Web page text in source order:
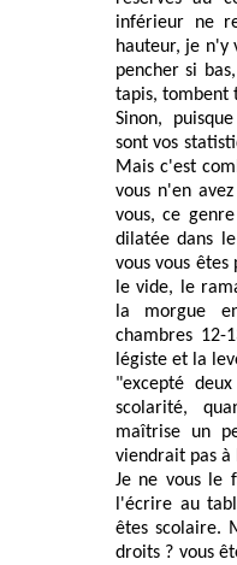
inférieur ne
hauteur, je n'y
pencher si
tapis, tombent
Sinon,
sont vos
Mais c'est
vous n'en
vous, ce
dilatée dans
vous vous
le vide, le
la morgue
chambres 12-
légiste et la
"excepté
scolarité,
maîtrise un
viendrait pas
Je ne vous le
l'écrire au
êtes scolaire.
droits ? vous